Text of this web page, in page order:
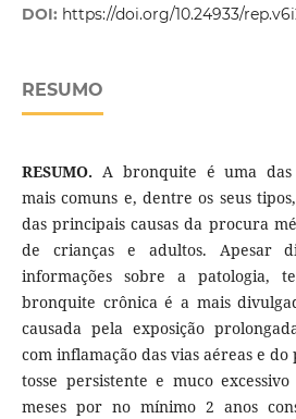
DOI: https://doi.org/10.24933/
RESUMO
RESUMO. A bronquite é uma das
mais comuns e, dentre os seus
das principais causas da procura
de crianças e adultos. Apesar
informações sobre a patologia,
bronquite crônica é a mais
causada pela exposição
com inflamação das vias aéreas e
tosse persistente e muco
meses por no mínimo 2 anos